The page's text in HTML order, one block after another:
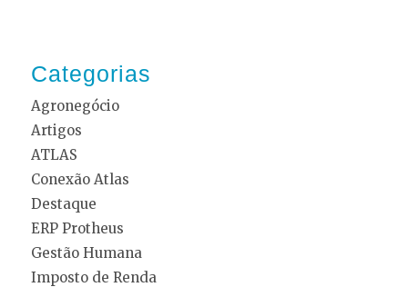
Categorias
Agronegócio
Artigos
ATLAS
Conexão Atlas
Destaque
ERP Protheus
Gestão Humana
Imposto de Renda